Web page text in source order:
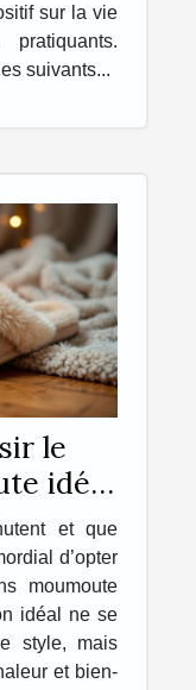
sur la vie
suivants...
le
idéal
et que
d’opter
moumoute
idéal ne se
style, mais
et bien-